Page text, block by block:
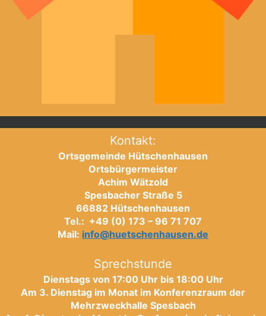
Kontakt:
Ortsgemeinde Hütschenhausen
Ortsbürgermeister
Achim Wätzold
Spesbacher Straße 5
66882 Hütschenhausen
Tel.: +49 (0) 173 – 96 71 707
Mail: info@huetschenhausen.de
Sprechstunde
Dienstags von 17:00 Uhr bis 18:00 Uhr
Am 3. Dienstag im Monat im Konferenzraum der
Mehrzweckhalle Spesbach